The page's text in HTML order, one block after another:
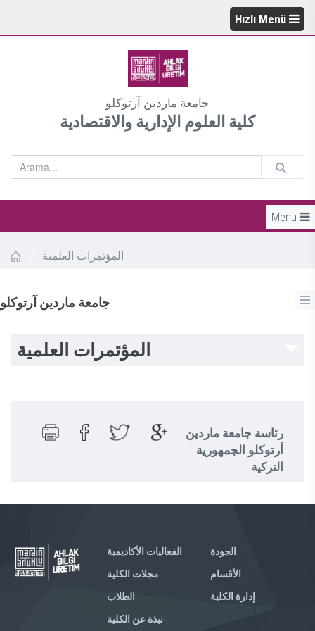
Hızlı Menü
جامعة ماردين آرتوكلو
كلية العلوم الإدارية والاقتصادية
Menü
المؤتمرات العلمية
جامعة ماردين آرتوكلو
المؤتمرات العلمية
رئاسة جامعة ماردين
أرتوكلو الجمهورية
التركية
الفعاليات الأكاديمية
مجلات الكلية
الطلاب
الجودة
الأقسام
إدارة الكلية
نبذة عن الكلية